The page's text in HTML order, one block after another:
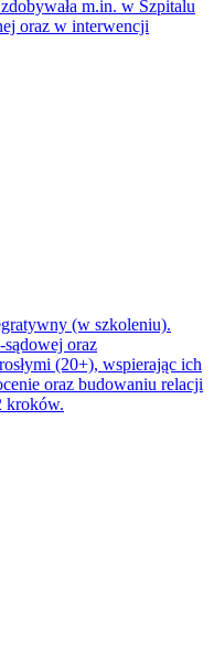
m.in. w Szpitalu
oraz w interwencji
(w szkoleniu).
oraz
(20+), wspierając ich
oraz budowaniu relacji
kroków.